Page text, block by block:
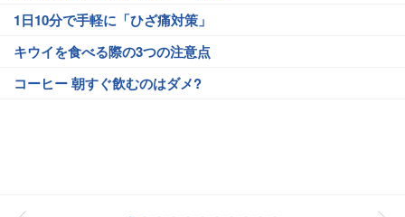
1日10分で手軽に「ひざ痛対策」
キウイを食べる際の3つの注意点
コーヒー 朝すぐ飲むのはダメ?